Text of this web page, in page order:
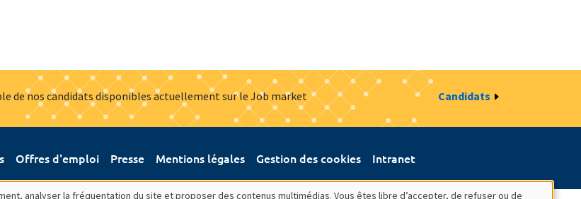
de nos candidats disponibles actuellement sur le Job market Candidats
Offres d'emploi Presse Mentions légales Gestion des cookies Intranet
analyser la fréquentation du site et proposer des contenus multimédias. Vous êtes libre d’accepter, de refuser ou de